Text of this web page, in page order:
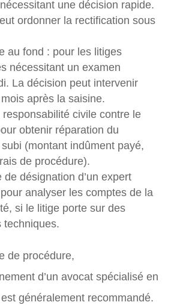
une décision rapide.
ordonner la rectification sous
au fond : pour les litiges
nécessitant un examen
La décision peut intervenir
après la saisine.
civile contre le
obtenir réparation du
(montant indûment payé,
de procédure).
de désignation d’un expert
analyser les comptes de la
si le litige porte sur des
techniques.
de procédure,
d’un avocat spécialisé en
généralement recommandé.